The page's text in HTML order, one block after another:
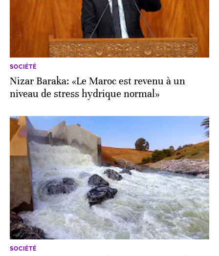
SOCIÉTÉ
Nizar Baraka: «Le Maroc est revenu à un
niveau de stress hydrique normal»
SOCIÉTÉ